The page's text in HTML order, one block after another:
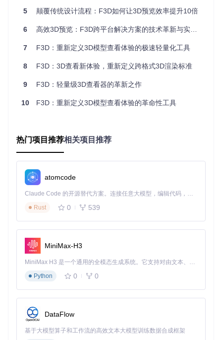
功能特性：多格式支持与智能解析
F3D的核心优势之一是其广泛的格式兼容性，支持从工业标准
开发了专用解析器，而非依赖通用转换库，这使得它能深入理
无论是设计师常用的glTF、USD，工程师依赖的STEP、IGE
致且高质量的预览体验。这种"一次配置，全格式支持"的特性
功能特性：实时渲染与高级视觉效果
现上，它结合了光栅化和光线追踪的优势，在保证性能的同时
实现了接近照片级的渲染质量。
果、光照交互和细节表现。特别是在处理产品设计或建筑模型
时，真实的渲染效果可以帮助决策者在早期阶段做出更准确的
判断，减少后期修改成本。
功能特性：灵活的交互控制系统
F3D提供了直观而强大的交互方式，技术上采用了基于事件的
制逻辑：左键旋转、右键缩放、中键平移，降低了学习成本。
（前、后、左、右、顶、底视图）。
高级控制方面，F3D支持自定义相机参数、动画时间轴控制和
5 颠覆传统设计流程：F3D如何让3D预览效率提升10倍
6 高效3D预览：F3D跨平台解决方案的技术革新与实践指南
7 F3D：重新定义3D模型查看体验的极速轻量化工具
8 F3D：3D查看新体验，重新定义跨格式3D渲染标准
9 F3D：轻量级3D查看器的革新之作
10 F3D：重新定义3D模型查看体验的革命性工具
热门项目推荐相关项目推荐
atomcode
Claude Code 的开源替代方案。连接任意大模型，编辑代码，运行命令，自动验证 — 全自动执行。用 Rust 构建，极致性能。 ｜ An open-source alternative to Claude Code. Connect any LLM, edit code, run commands, and verify changes — autonomously. Built in Rust for speed. Get Started
Rust
0 539
MiniMax-H3
MiniMax H3 是一个通用的全模态生成系统。它支持对由文本、图像、视频和音频组成的多模态上下文进行统一理解，并能生成分辨率高达 2K、时长可达 15 秒的带原生立体声音频的视频。得益于面向任务泛化的系统设计，H3 在预训练阶段就已具备广泛的多模态上下文理解与生成能力，能够出色地执行复杂的多模态指令。
Python
0 0
DataFlow
基于大模型算子和工作流的高效文本大模型训练数据合成框架